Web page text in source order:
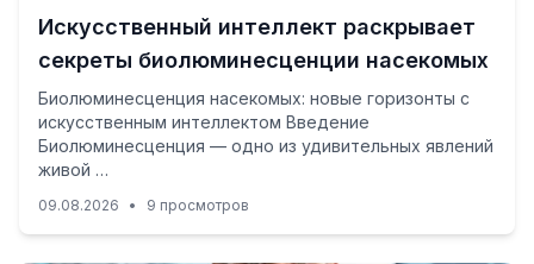
Искусственный интеллект раскрывает
секреты биолюминесценции насекомых
Биолюминесценция насекомых: новые горизонты с
искусственным интеллектом Введение
Биолюминесценция — одно из удивительных явлений
живой …
09.08.2026 • 9 просмотров